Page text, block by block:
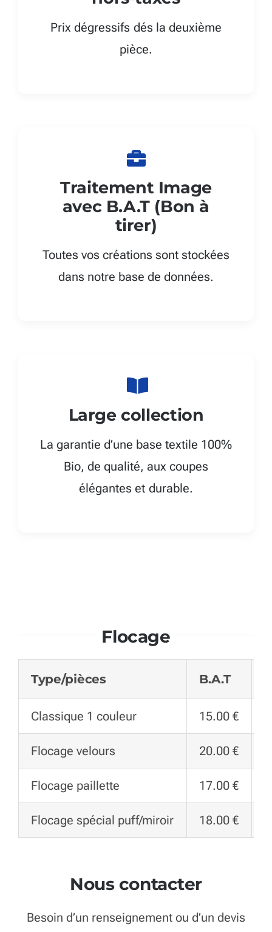
Prix dégressifs dés la deuxième
pièce.
Traitement Image
avec B.A.T (Bon à
tirer)
Toutes vos créations sont stockées
dans notre base de données.
Large collection
La garantie d’une base textile 100%
Bio, de qualité, aux coupes
élégantes et durable.
Flocage
Type/pièces B.A.T
Classique 1 couleur 15.00 €
Flocage velours 20.00 €
Flocage paillette 17.00 €
Flocage spécial puff/miroir 18.00 €
Nous contacter
Besoin d’un renseignement ou d’un devis